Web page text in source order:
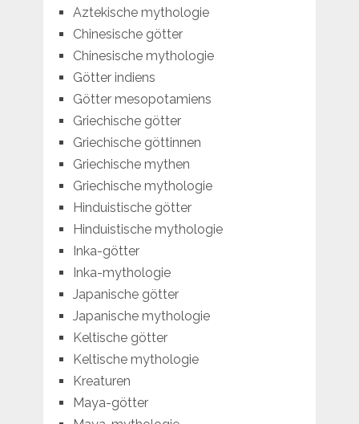
Aztekische mythologie
Chinesische götter
Chinesische mythologie
Götter indiens
Götter mesopotamiens
Griechische götter
Griechische göttinnen
Griechische mythen
Griechische mythologie
Hinduistische götter
Hinduistische mythologie
Inka-götter
Inka-mythologie
Japanische götter
Japanische mythologie
Keltische götter
Keltische mythologie
Kreaturen
Maya-götter